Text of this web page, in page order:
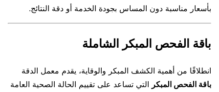
بأسعار مناسبة دون المساس بجودة الخدمة أو دقة النتائج.
باقة الفحص المبكر الشاملة
انطلاقًا من أهمية الكشف المبكر والوقاية، يقدم معمل الدقة
باقة الفحص المبكر التي تساعد على تقييم الحالة الصحية العامة